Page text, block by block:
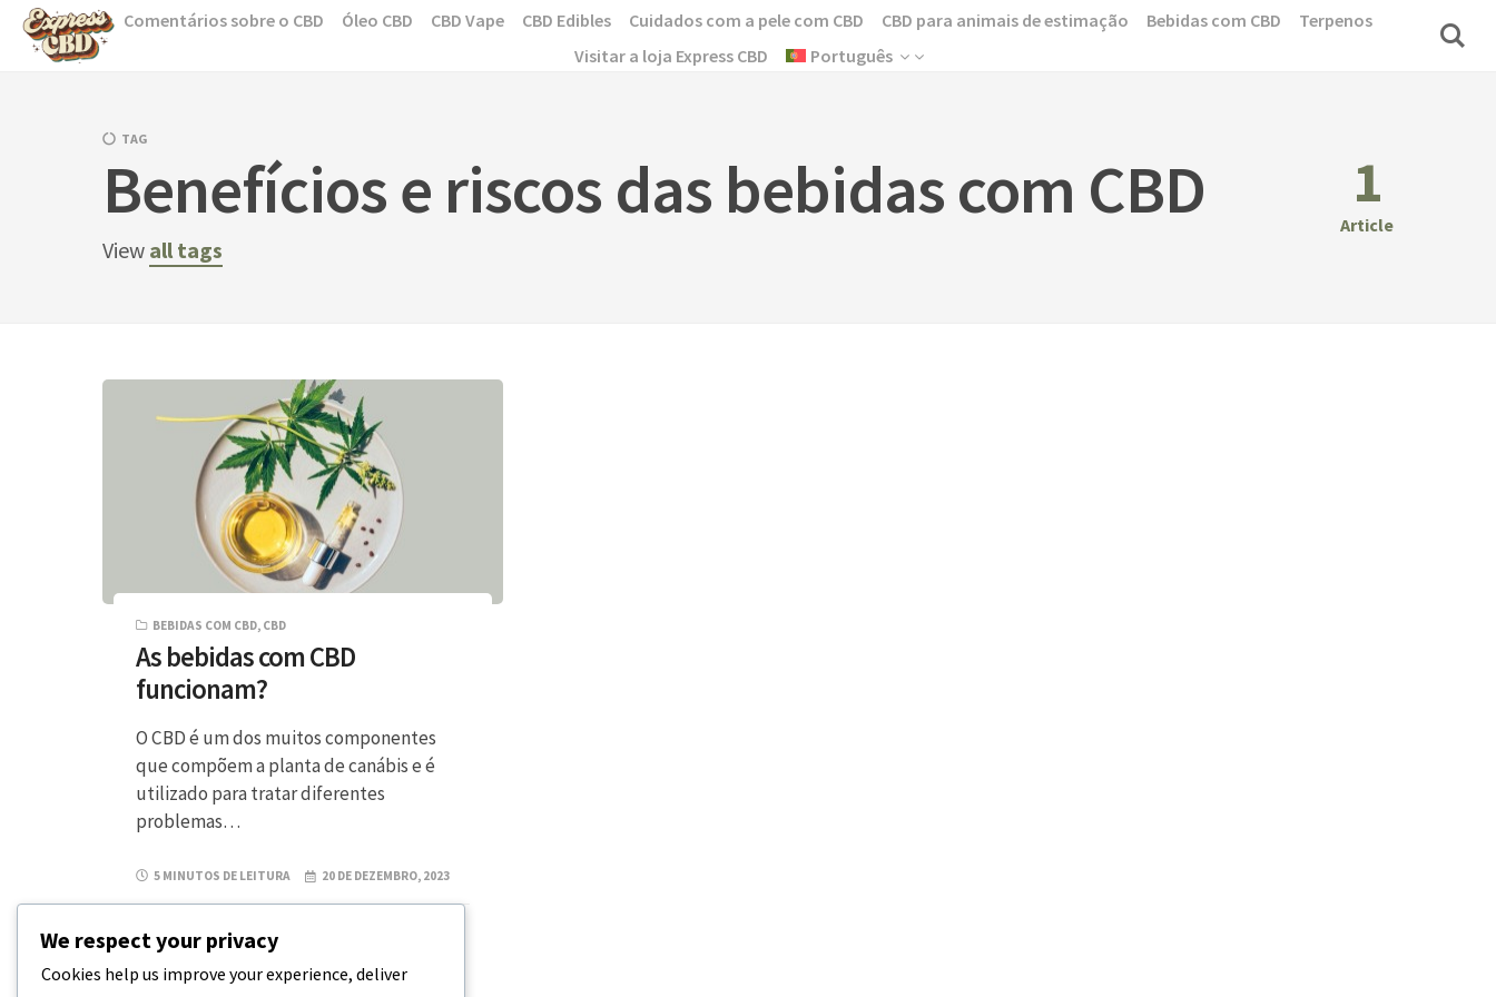
Skip
Comentários sobre o CBD Óleo CBD CBD Vape CBD Edibles Cuidados com a pele com CBD CBD para animais de estimação Bebidas com CBD
Terpenos
Visitar a loja Express CBD
Português
TAG
Benefícios e riscos das bebidas com CBD
View all tags
1
Article
BEBIDAS COM CBD, CBD
As bebidas com CBD
funcionam?
O CBD é um dos muitos componentes
que compõem a planta de canábis e é
utilizado para tratar diferentes
problemas…
5 MINUTOS DE LEITURA 20 DE DEZEMBRO, 2023
We respect your privacy
Cookies help us improve your experience, deliver